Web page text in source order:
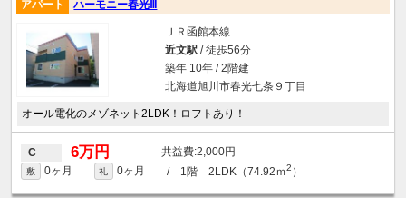
アパート ハーモニー春光Ⅲ
ＪＲ函館本線
近文駅/ 徒歩56分
築年 10年 / 2階建
北海道旭川市春光七条９丁目
オール電化のメゾネット2LDK！ロフトあり！
C 6万円 2,000円
敷 0ヶ月 礼 0ヶ月 / 1階 2LDK（74.92ｍ2 ）